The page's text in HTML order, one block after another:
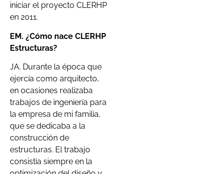
iniciar el proyecto CLERHP
en 2011.
EM. ¿Cómo nace CLERHP
Estructuras?
JA. Durante la época que
ejercía como arquitecto,
en ocasiones realizaba
trabajos de ingeniería para
la empresa de mi familia,
que se dedicaba a la
construcción de
estructuras. El trabajo
consistía siempre en la